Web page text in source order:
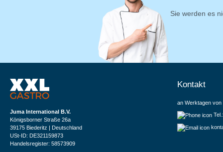
Sie werden es
Juma International B.V.
Königsborner Straße 26a
39175 Biederitz | Deutschland
USt-ID: DE321159873
Handelsregister: 58573909
Kontakt
an Werktagen